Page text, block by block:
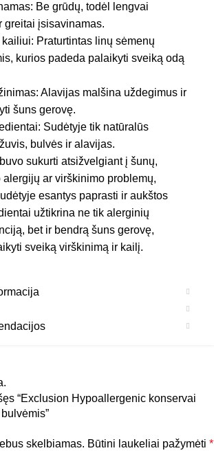
Be grūdų, todėl lengvai
greitai įsisavinamas.
Praturtintas linų sėmenų
kurios padeda palaikyti sveiką odą
Alavijas malšina uždegimus ir
šuns gerovę.
Sudėtyje tik natūralūs
bulvės ir alavijas.
sukurti atsižvelgiant į šunų,
alergijų ar virškinimo problemų,
esantys paprasti ir aukštos
užtikrina ne tik alerginių
bet ir bendrą šuns gerovę,
sveiką virškinimą ir kailį.
“Exclusion Hypoallergenic konservai
skelbiamas. Būtini laukeliai pažymėti *